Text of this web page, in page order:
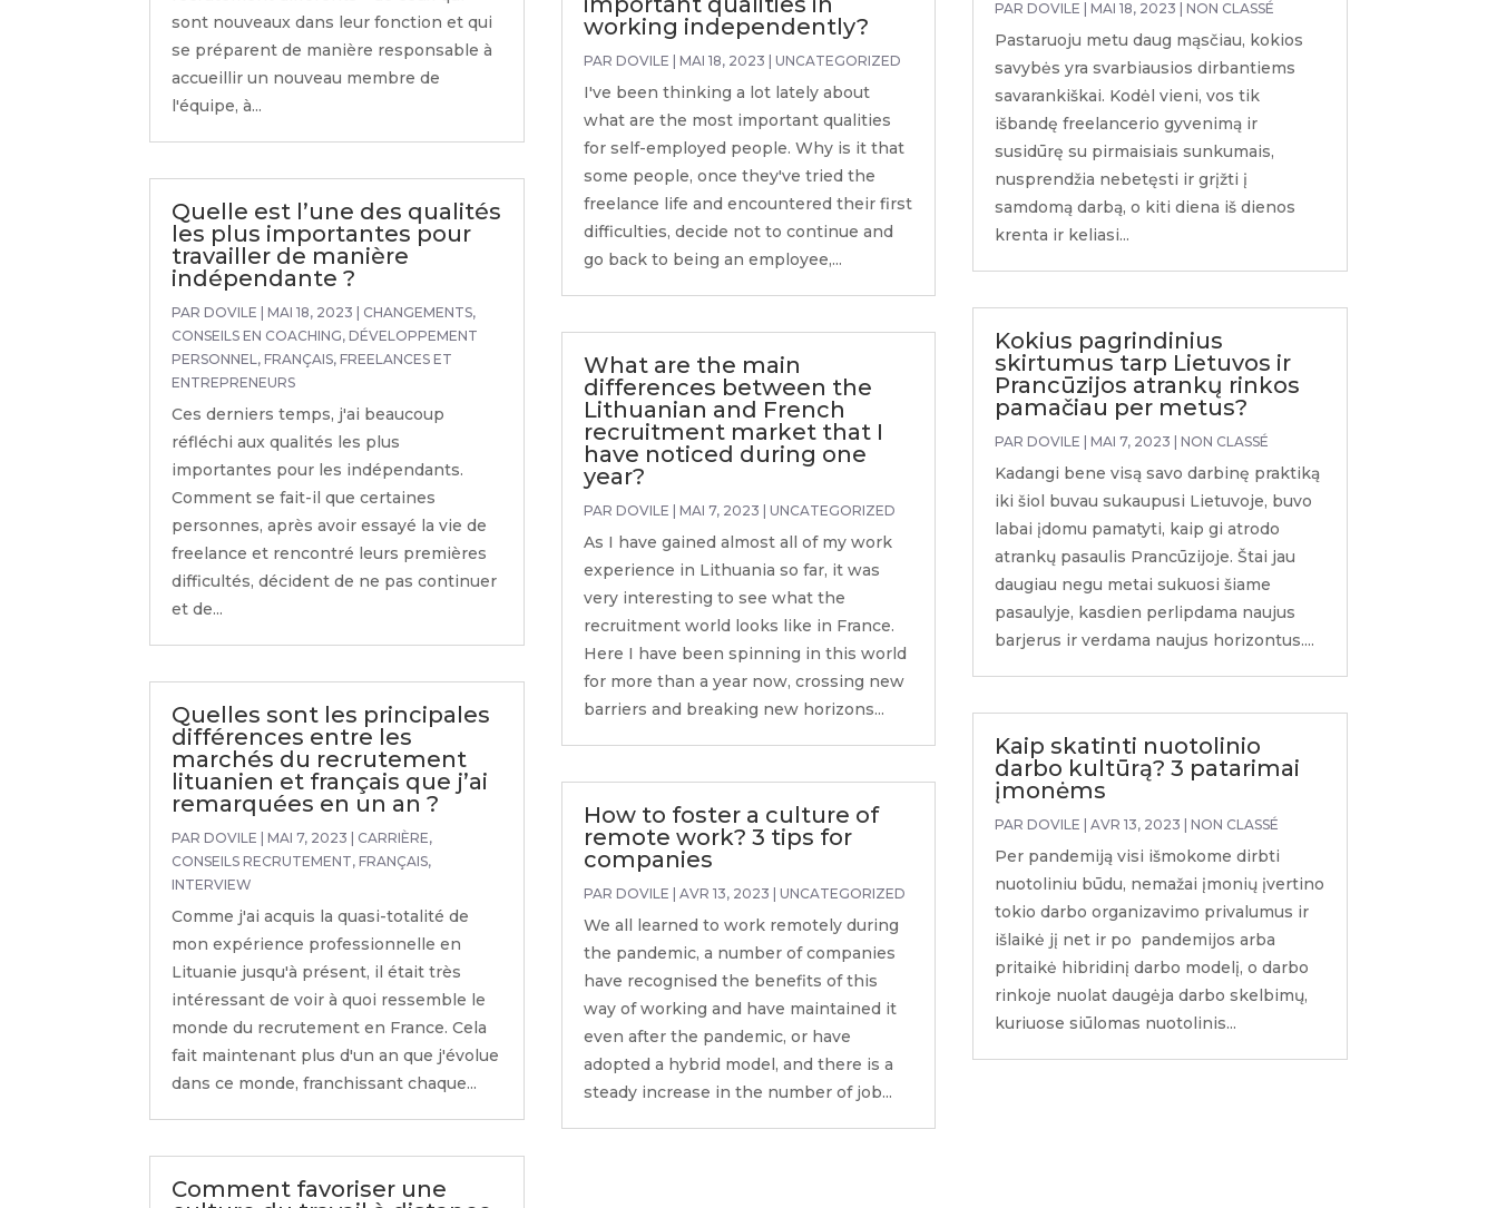
sont nouveaux dans leur fonction et qui
se préparent de manière responsable à
accueillir un nouveau membre de
l'équipe, à...
Quelle est l’une des qualités
les plus importantes pour
travailler de manière
indépendante ?
PARDOVILE |MAI 18, 2023 CHANGEMENTS,
CONSEILS EN COACHING,DÉVELOPPEMENT
PERSONNEL ,FRANÇAIS,FREELANCES ET
ENTREPRENEURS
Ces derniers temps, j'ai beaucoup
réfléchi aux qualités les plus
importantes pour les indépendants.
Comment se fait-il que certaines
personnes, après avoir essayé la vie de
freelance et rencontré leurs premières
difficultés, décident de ne pas continuer
et de...
Quelles sont les principales
différences entre les
marchés du recrutement
lituanien et français que j’ai
remarquées en un an ?
PARDOVILE |MAI 7, 2023 CARRIÈRE,
CONSEILS RECRUTEMENT,FRANÇAIS,
INTERVIEW
Comme j'ai acquis la quasi-totalité de
mon expérience professionnelle en
Lituanie jusqu'à présent, il était très
intéressant de voir à quoi ressemble le
monde du recrutement en France. Cela
fait maintenant plus d'un an que j'évolue
dans ce monde, franchissant chaque...
Comment favoriser une
working independently?
PAR DOVILE MAI 18, 2023 UNCATEGORIZED
I've been thinking a lot lately about
what are the most important qualities
for self-employed people. Why is it that
some people, once they've tried the
freelance life and encountered their first
difficulties, decide not to continue and
go back to being an employee,...
What are the main
differences between the
Lithuanian and French
recruitment market that I
have noticed during one
year?
PAR DOVILE MAI 7, 2023 UNCATEGORIZED
As I have gained almost all of my work
experience in Lithuania so far, it was
very interesting to see what the
recruitment world looks like in France.
Here I have been spinning in this world
for more than a year now, crossing new
barriers and breaking new horizons...
How to foster a culture of
remote work? 3 tips for
companies
PAR DOVILE AVR 13, 2023 UNCATEGORIZED
We all learned to work remotely during
the pandemic, a number of companies
have recognised the benefits of this
way of working and have maintained it
even after the pandemic, or have
adopted a hybrid model, and there is a
steady increase in the number of job...
PAR DOVILE MAI 18, 2023 NON CLASSÉ
Pastaruoju metu daug mąsčiau, kokios
savybės yra svarbiausios dirbantiems
savarankiškai. Kodėl vieni, vos tik
išbandę freelancerio gyvenimą ir
susidūrę su pirmaisiais sunkumais,
nusprendžia nebetęsti ir grįžti į
samdomą darbą, o kiti diena iš dienos
krenta ir keliasi...
Kokius pagrindinius
skirtumus tarp Lietuvos ir
Prancūzijos atrankų rinkos
pamačiau per metus?
PAR DOVILE MAI 7, 2023 NON CLASSÉ
Kadangi bene visą savo darbinę praktiką
iki šiol buvau sukaupusi Lietuvoje, buvo
labai įdomu pamatyti, kaip gi atrodo
atrankų pasaulis Prancūzijoje. Štai jau
daugiau negu metai sukuosi šiame
pasaulyje, kasdien perlipdama naujus
barjerus ir verdama naujus horizontus....
Kaip skatinti nuotolinio
darbo kultūrą? 3 patarimai
įmonėms
PAR DOVILE AVR 13, 2023 NON CLASSÉ
Per pandemiją visi išmokome dirbti
nuotoliniu būdu, nemažai įmonių įvertino
tokio darbo organizavimo privalumus ir
išlaikė jį net ir po pandemijos arba
pritaikė hibridinį darbo modelį, o darbo
rinkoje nuolat daugėja darbo skelbimų,
kuriuose siūlomas nuotolinis...